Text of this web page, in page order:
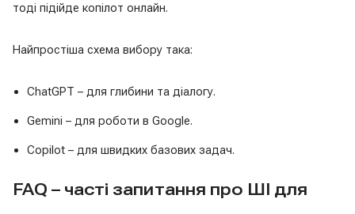
тоді підійде копілот онлайн.
Найпростіша схема вибору така:
ChatGPT – для глибини та діалогу.
Gemini – для роботи в Google.
Copilot – для швидких базових задач.
FAQ – часті запитання про ШІ для